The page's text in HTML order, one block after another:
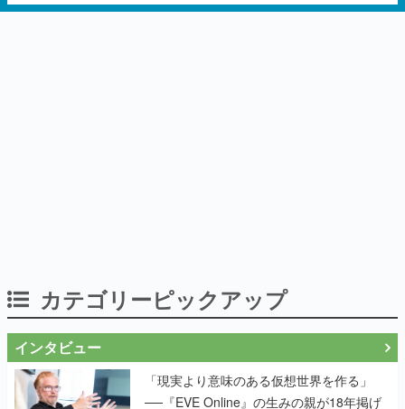
「現実より意味のある仮想世界を作る」
──『EVE Online』の生みの親が18年掲げ
く本気だった